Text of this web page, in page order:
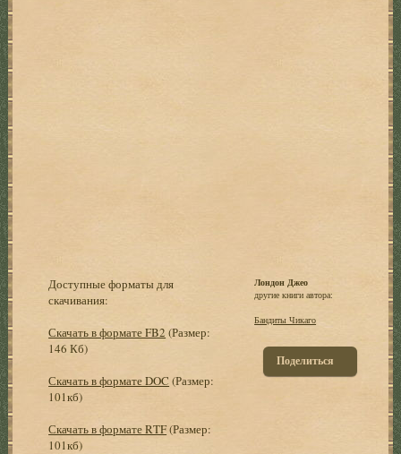
Доступные форматы для
скачивания:
Скачать в формате FB2 (Размер:
146 Кб)
Скачать в формате DOC (Размер:
101кб)
Скачать в формате RTF(Размер:
101кб)
Лондон Джео
другие книги автора:
Бандиты Чикаго
Поделиться